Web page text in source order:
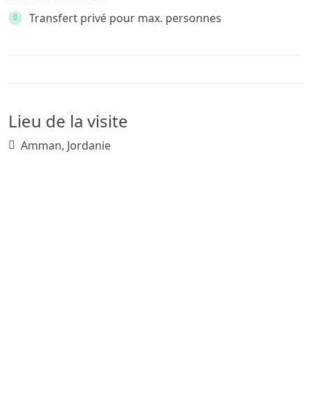
Transfert privé pour max. personnes
Lieu de la visite
Amman, Jordanie